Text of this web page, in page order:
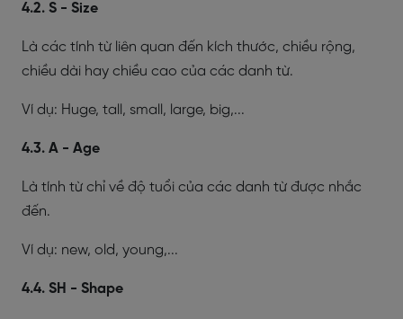
4.2. S - Size
Là các tính từ liên quan đến kích thước, chiều rộng,
chiều dài hay chiều cao của các danh từ.
Ví dụ: Huge, tall, small, large, big,...
4.3. A - Age
Là tính từ chỉ về độ tuổi của các danh từ được nhắc
đến.
Ví dụ: new, old, young,...
4.4. SH - Shape